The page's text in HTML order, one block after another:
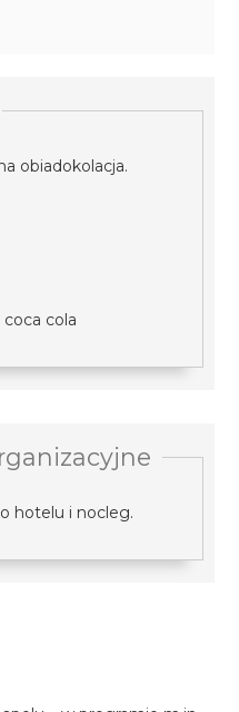
obiadokolacja.
cola
hotelu i nocleg.